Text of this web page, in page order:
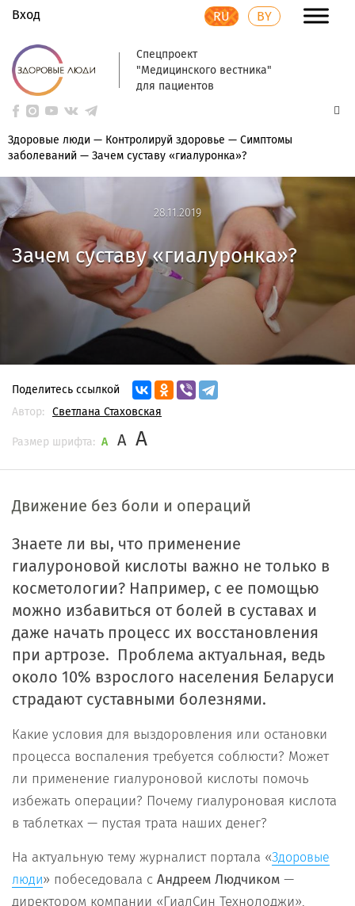
Вход RU BY
Спецпроект
"Медицинского вестника"
для пациентов
Здоровые люди — Контролируй здоровье — Симптомы
заболеваний — Зачем суставу «гиалуронка»?
28.11.2019
Зачем суставу «гиалуронка»?
Поделитесь ссылкой
Автор:
Светлана Стаховская
Размер шрифта: A A A
Движение без боли и операций
Знаете ли вы, что применение
гиалуроновой кислоты важно не только в
косметологии? Например, с ее помощью
можно избавиться от болей в суставах и
даже начать процесс их восстановления
при артрозе. Проблема актуальная, ведь
около 10% взрослого населения Беларуси
страдают суставными болезнями.
Какие условия для выздоровления или остановки
процесса воспаления требуется соблюсти? Может
ли применение гиалуроновой кислоты помочь
избежать операции? Почему гиалуроновая кислота
в таблетках — пустая трата наших денег?
На актуальную тему журналист портала «Здоровые
люди» побеседовала с Андреем Людчиком —
директором компании «ГиалСин Технолоджи»,